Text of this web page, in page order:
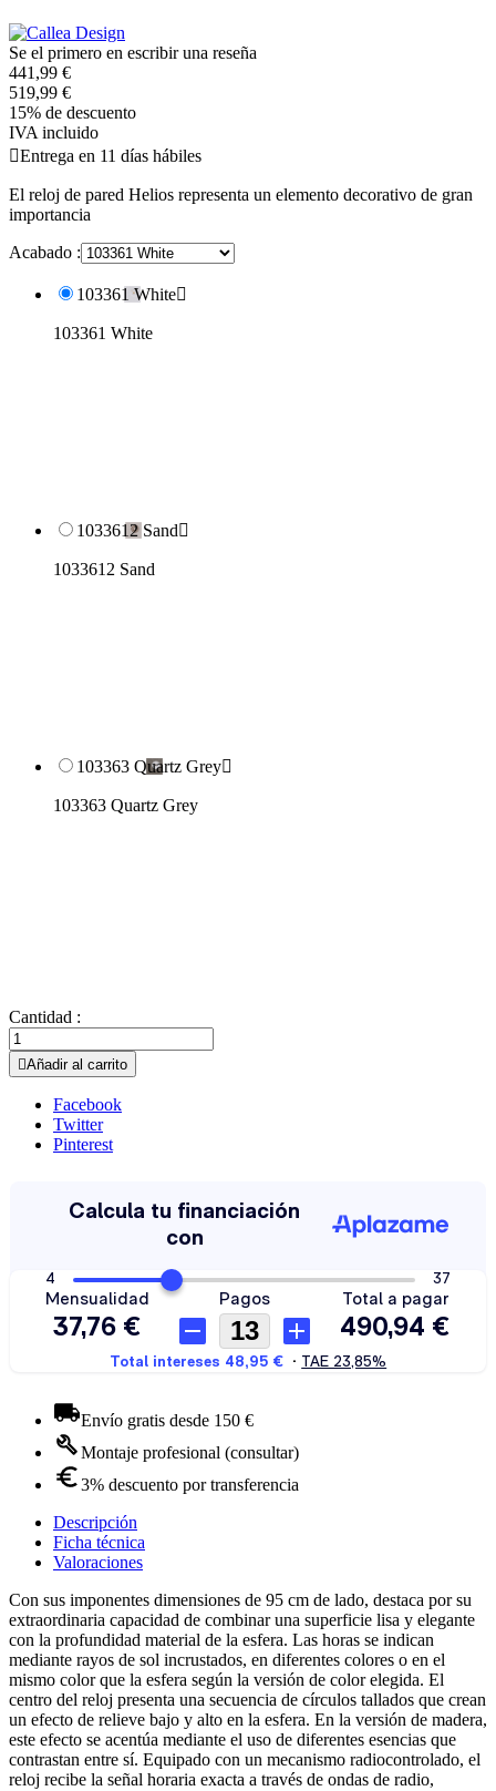
Se el primero en escribir una reseña
441,99 €
519,99 €
15% de descuento
IVA incluido
Entrega en 11 días hábiles
El reloj de pared Helios representa un elemento decorativo de gran
importancia
Acabado :
103361 White
103361 White
1033612 Sand
1033612 Sand
103363 Quartz Grey
103363 Quartz Grey
Cantidad :
Añadir al carrito
Facebook
Twitter
Pinterest
Envío gratis desde 150 €
Montaje profesional (consultar)
3% descuento por transferencia
Descripción
Ficha técnica
Valoraciones
Con sus imponentes dimensiones de 95 cm de lado, destaca por su
extraordinaria capacidad de combinar una superficie lisa y elegante
con la profundidad material de la esfera. Las horas se indican
mediante rayos de sol incrustados, en diferentes colores o en el
mismo color que la esfera según la versión de color elegida. El
centro del reloj presenta una secuencia de círculos tallados que crean
un efecto de relieve bajo y alto en la esfera. En la versión de madera,
este efecto se acentúa mediante el uso de diferentes esencias que
contrastan entre sí. Equipado con un mecanismo radiocontrolado, el
reloj recibe la señal horaria exacta a través de ondas de radio,